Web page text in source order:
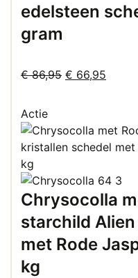
edelsteen
gram
€86,95
€ 86,95.
€ 66,95
€
Actie
Chrysocolla
starchild
met Rode
kg